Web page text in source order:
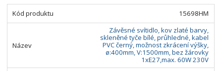
15698HM
Závěsné svítidlo, kov zlaté barvy,
skleněné tyče bílé, průhledné, kabel
PVC černý, možnost zkrácení výšky,
ø:400mm, V:1500mm, bez žárovky
1xE27,max. 60W 230V